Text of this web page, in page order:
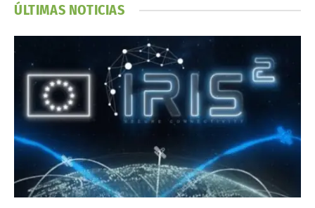
ÚLTIMAS NOTICIAS